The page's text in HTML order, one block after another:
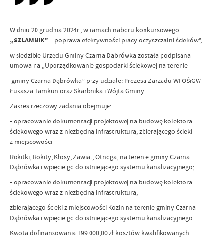
W dniu 20 grudnia 2024r., w ramach naboru konkursowego
„SZLAMNIK” – poprawa efektywności pracy oczyszczalni ścieków”,
w siedzibie Urzędu Gminy Czarna Dąbrówka została podpisana
umowa na „Uporządkowanie gospodarki ściekowej na terenie
gminy Czarna Dąbrówka” przy udziale: Prezesa Zarządu WFOŚiGW -
Łukasza Tamkun oraz Skarbnika i Wójta Gminy.
Zakres rzeczowy zadania obejmuje:
• opracowanie dokumentacji projektowej na budowę kolektora
ściekowego wraz z niezbędną infrastrukturą, zbierającego ścieki
z miejscowości
Rokitki, Rokity, Kłosy, Zawiat, Otnoga, na terenie gminy Czarna
Dąbrówka i wpięcie go do istniejącego systemu kanalizacyjnego;
• opracowanie dokumentacji projektowej na budowę kolektora
ściekowego wraz z niezbędną infrastrukturą,
zbierającego ścieki z miejscowości Kozin na terenie gminy Czarna
Dąbrówka i wpięcie go do istniejącego systemu kanalizacyjnego.
Kwota dofinansowania 199 000,00 zł kosztów kwalifikowanych.